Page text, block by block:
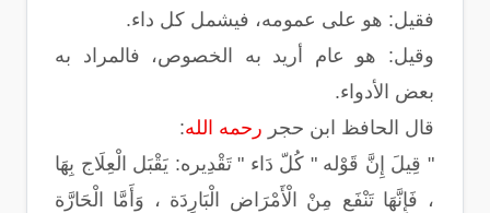
فقيل: هو على عمومه، فيشمل كل داء.
وقيل: هو عام أريد به الخصوص، فالمراد به
بعض الأدواء.
قال الحافظ ابن حجر رحمه الله:
" قِيلَ إِنَّ قَوْله " كُلّ دَاء " تَقْدِيره: يَقْبَل الْعِلَاج بِهَا
، فَإِنَّهَا تَنْفَع مِنْ الْأَمْرَاض الْبَارِدَة ، وَأَمَّا الْحَارَّة